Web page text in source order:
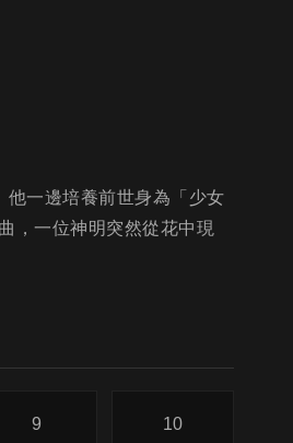
一邊培養前世身為「少女
，一位神明突然從花中現
9 10